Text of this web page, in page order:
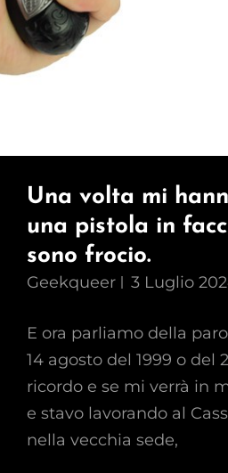
Una volta mi
una pistola in
sono frocio.
Geekqueer 3 Luglio
E ora parliamo della
14 agosto del 1999 o del
ricordo e se mi verrà in
e stavo lavorando al
nella vecchia sede,